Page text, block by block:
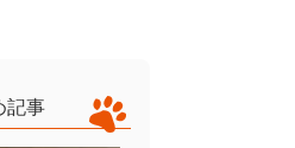
記事